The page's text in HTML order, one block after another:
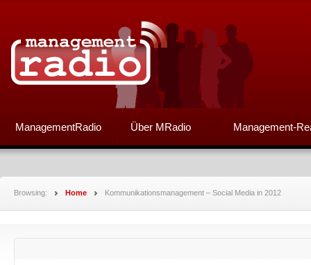
ManagementRadio Über MRadio Management-
Browsing: Home Kommunikationsmanagement – Social Media in 2012